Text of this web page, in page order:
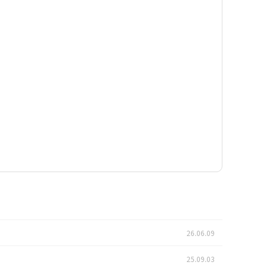
26.06.09
25.09.03